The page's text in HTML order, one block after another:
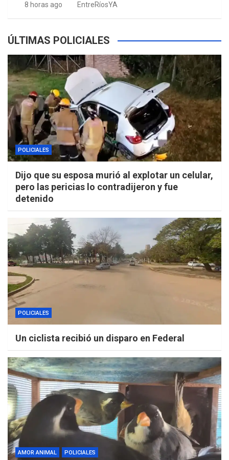
8 horas ago EntreRíosYA
ÚLTIMAS POLICIALES
POLICIALES
Dijo que su esposa murió al explotar un celular,
pero las pericias lo contradijeron y fue
detenido
POLICIALES
Un ciclista recibió un disparo en Federal
AMOR ANIMAL POLICIALES